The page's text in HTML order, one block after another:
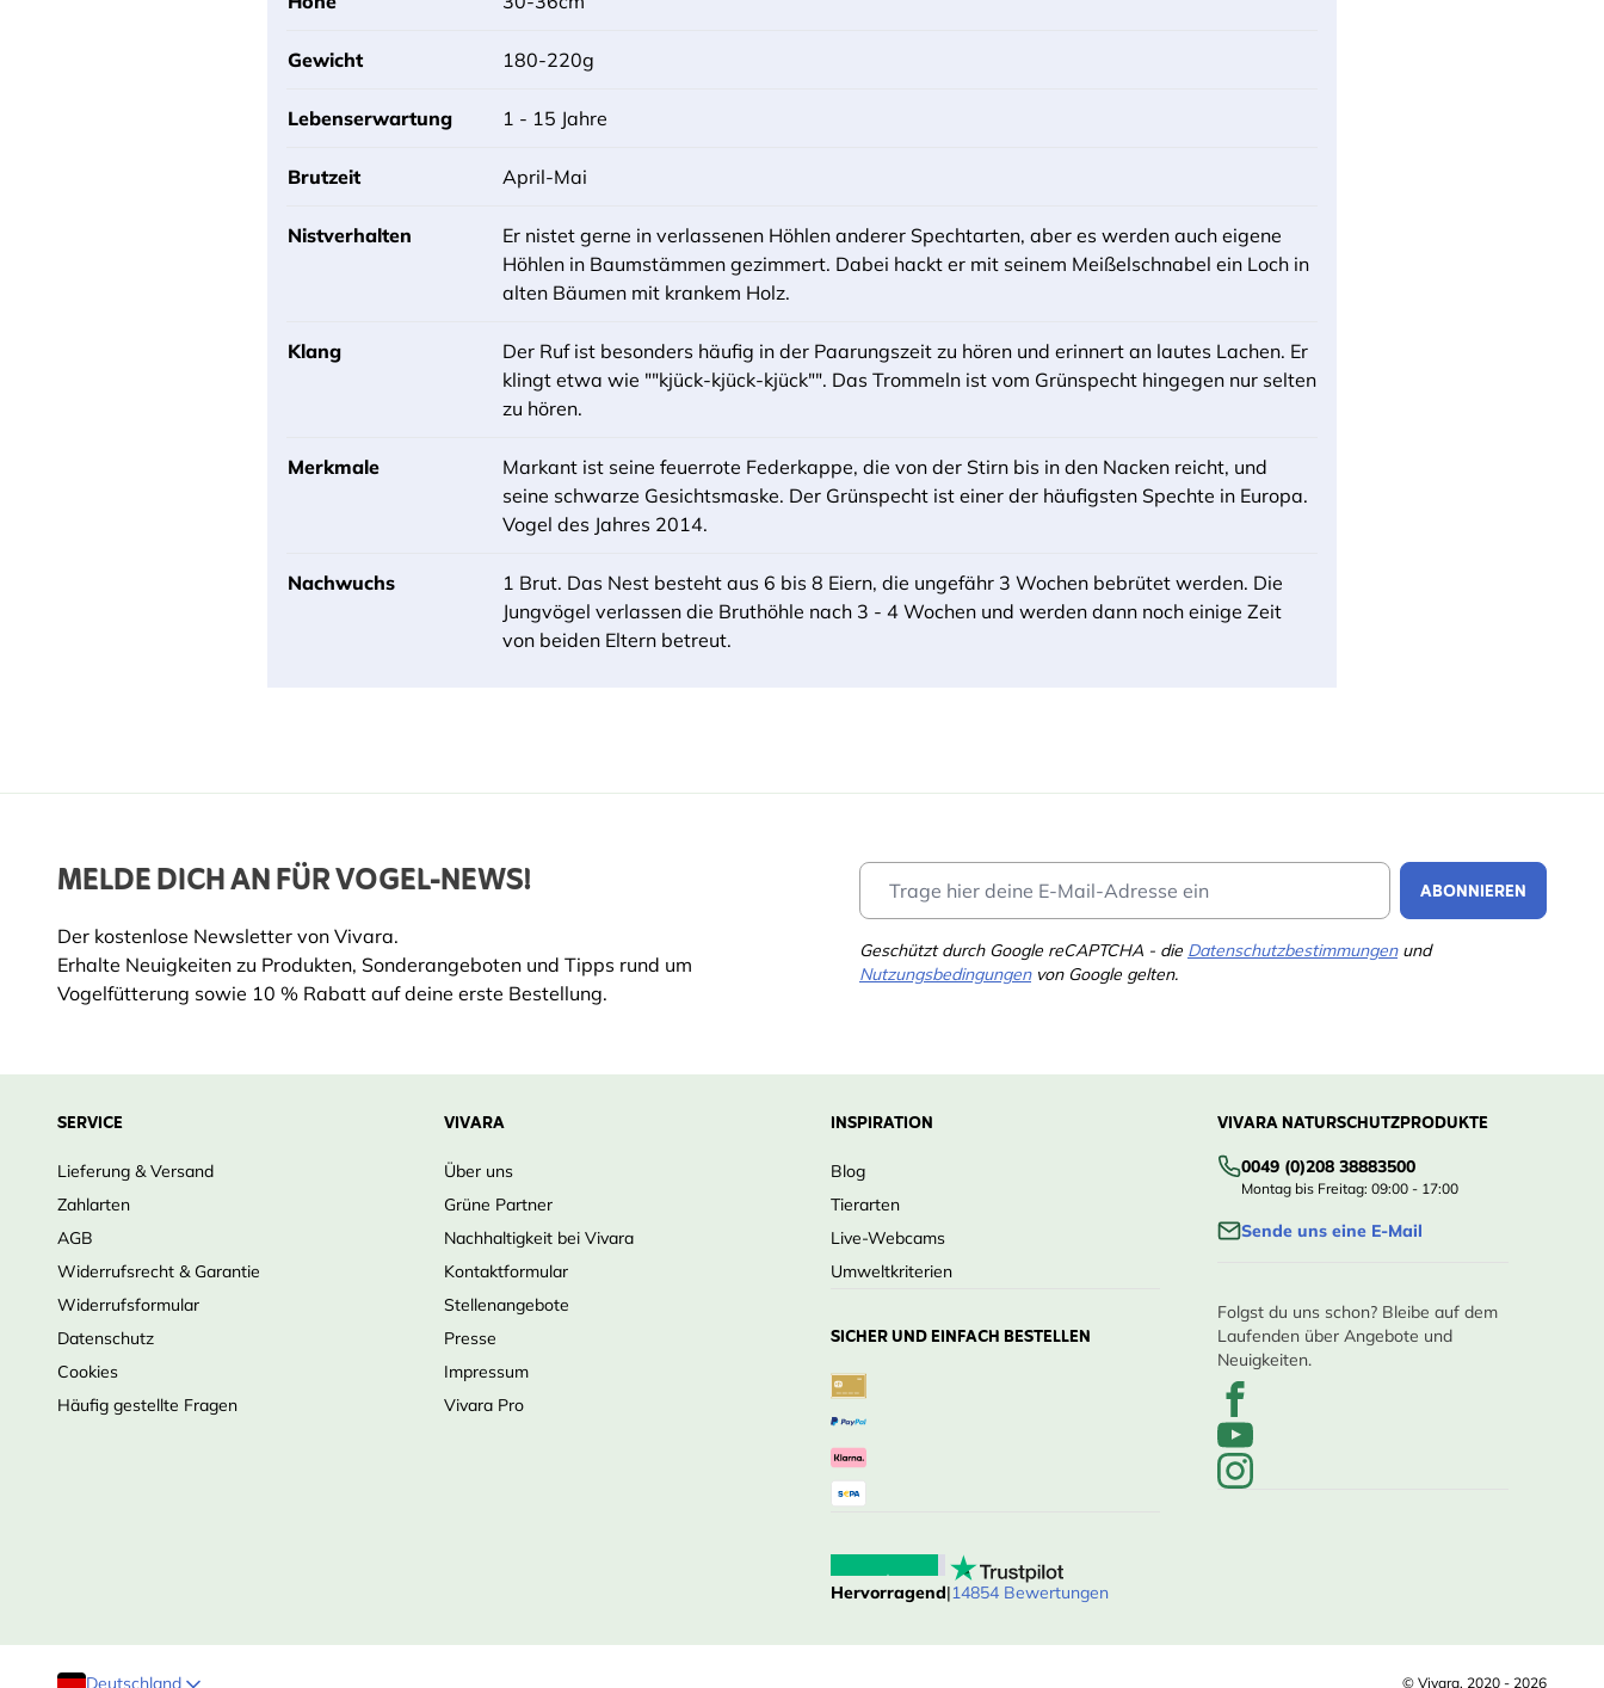
Gewicht 180-220g
Lebenserwartung 1 - 15 Jahre
Brutzeit April-Mai
Nistverhalten
Er nistet gerne in verlassenen Höhlen anderer Spechtarten, aber es werden auch eigene
Höhlen in Baumstämmen gezimmert. Dabei hackt er mit seinem Meißelschnabel ein Loch in
alten Bäumen mit krankem Holz.
Klang
Der Ruf ist besonders häufig in der Paarungszeit zu hören und erinnert an lautes Lachen. Er
klingt etwa wie ""kjück-kjück-kjück"". Das Trommeln ist vom Grünspecht hingegen nur selten
zu hören.
Merkmale
Markant ist seine feuerrote Federkappe, die von der Stirn bis in den Nacken reicht, und
seine schwarze Gesichtsmaske. Der Grünspecht ist einer der häufigsten Spechte in Europa.
Vogel des Jahres 2014.
Nachwuchs
1 Brut. Das Nest besteht aus 6 bis 8 Eiern, die ungefähr 3 Wochen bebrütet werden. Die
Jungvögel verlassen die Bruthöhle nach 3 - 4 Wochen und werden dann noch einige Zeit
von beiden Eltern betreut.
MELDE DICH AN FÜR VOGEL-NEWS!
Der kostenlose Newsletter von Vivara.
Erhalte Neuigkeiten zu Produkten, Sonderangeboten und Tipps rund um
Vogelfütterung sowie 10 % Rabatt auf deine erste Bestellung.
ABONNIEREN
Geschützt durch Google reCAPTCHA - die Datenschutzbestimmungenund
Nutzungsbedingungenvon Google gelten.
SERVICE
Lieferung & Versand
Zahlarten
AGB
Widerrufsrecht & Garantie
Widerrufsformular
Datenschutz
Cookies
Häufig gestellte Fragen
VIVARA
Über uns
Grüne Partner
Nachhaltigkeit bei Vivara
Kontaktformular
Stellenangebote
Presse
Impressum
Vivara Pro
INSPIRATION
Blog
Tierarten
Live-Webcams
Umweltkriterien
SICHER UND EINFACH BESTELLEN
Hervorragend|14854 Bewertungen
VIVARA NATURSCHUTZPRODUKTE
0049 (0)208 38883500
Montag bis Freitag: 09:00 - 17:00
Sende uns eine E-Mail
Folgst du uns schon? Bleibe auf dem
Laufenden über Angebote und
Neuigkeiten.
Deutschland © Vivara, 2020 - 2026